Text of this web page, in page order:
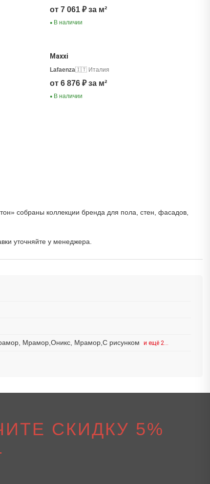
от 7 061 ₽ за м²
●В наличии
Maxxi
Lafaenza🇮🇹 Италия
от 6 876 ₽ за м²
●В наличии
собраны коллекции бренда для пола, стен, фасадов,
уточняйте у менеджера.
Мрамор,Оникс, Мрамор,С рисунком и ещё 2…
СКИДКУ 5%